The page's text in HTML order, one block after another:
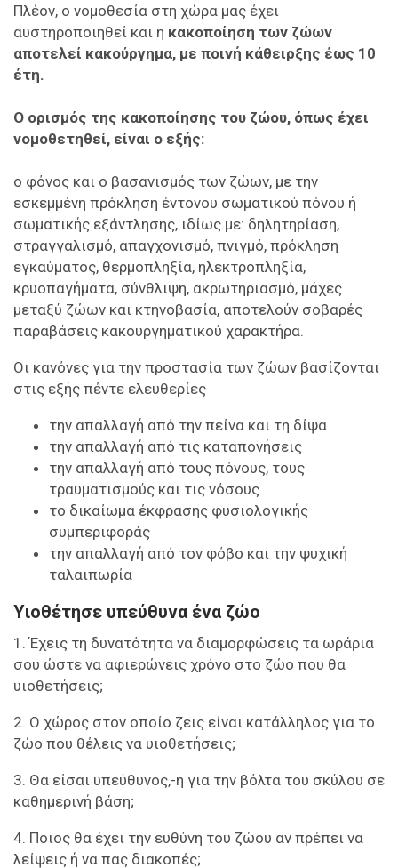
Πλέον, ο νομοθεσία στη χώρα μας έχει
αυστηροποιηθεί και η κακοποίηση των ζώων
αποτελεί κακούργημα, με ποινή κάθειρξης έως 10
έτη.
Ο ορισμός της κακοποίησης του ζώου, όπως έχει
νομοθετηθεί, είναι ο εξής:
ο φόνος και ο βασανισμός των ζώων, με την
εσκεμμένη πρόκληση έντονου σωματικού πόνου ή
σωματικής εξάντλησης, ιδίως με: δηλητηρίαση,
στραγγαλισμό, απαγχονισμό, πνιγμό, πρόκληση
εγκαύματος, θερμοπληξία, ηλεκτροπληξία,
κρυοπαγήματα, σύνθλιψη, ακρωτηριασμό, μάχες
μεταξύ ζώων και κτηνοβασία, αποτελούν σοβαρές
παραβάσεις κακουργηματικού χαρακτήρα.
Οι κανόνες για την προστασία των ζώων βασίζονται
στις εξής πέντε ελευθερίες
την απαλλαγή από την πείνα και τη δίψα
την απαλλαγή από τις καταπονήσεις
την απαλλαγή από τους πόνους, τους
τραυματισμούς και τις νόσους
το δικαίωμα έκφρασης φυσιολογικής
συμπεριφοράς
την απαλλαγή από τον φόβο και την ψυχική
ταλαιπωρία
Υιοθέτησε υπεύθυνα ένα ζώο
1. Έχεις τη δυνατότητα να διαμορφώσεις τα ωράρια
σου ώστε να αφιερώνεις χρόνο στο ζώο που θα
υιοθετήσεις;
2. O χώρος στον οποίο ζεις είναι κατάλληλος για το
ζώο που θέλεις να υιοθετήσεις;
3. Θα είσαι υπεύθυνος,-η για την βόλτα του σκύλου σε
καθημερινή βάση;
4. Ποιος θα έχει την ευθύνη του ζώου αν πρέπει να
λείψεις ή να πας διακοπές;